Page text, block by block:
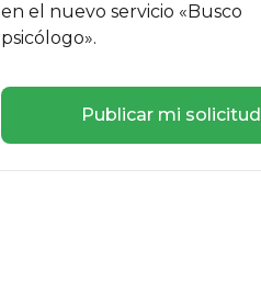
en el nuevo servicio «Busco
psicólogo».
Publicar mi solicitud